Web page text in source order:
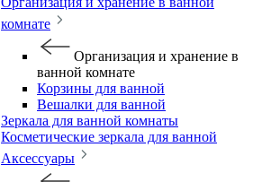
комнате
Организация и хранение в
ванной комнате
Корзины для ванной
Вешалки для ванной
Зеркала для ванной комнаты
Косметические зеркала для ванной
Аксессуары